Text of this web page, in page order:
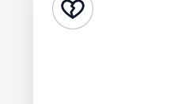
Стендап